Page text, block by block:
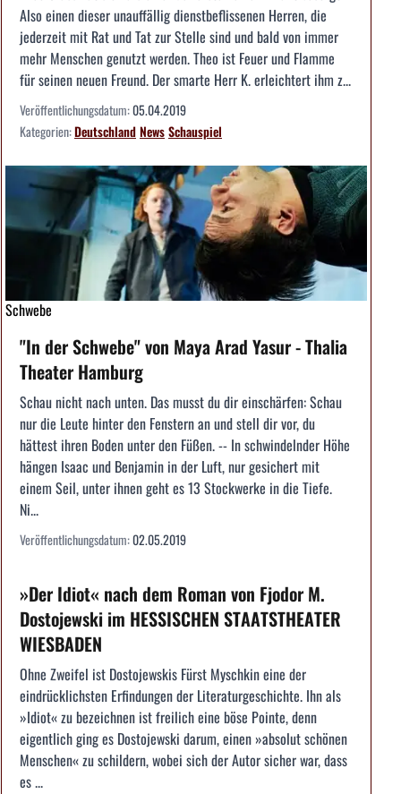
Also einen dieser unauffällig dienstbeflissenen Herren, die
jederzeit mit Rat und Tat zur Stelle sind und bald von immer
mehr Menschen genutzt werden. Theo ist Feuer und Flamme
für seinen neuen Freund. Der smarte Herr K. erleichtert ihm z...
Veröffentlichungsdatum:05.04.2019
Kategorien:DeutschlandNewsSchauspiel
Schwebe
"In der Schwebe" von Maya Arad Yasur - Thalia
Theater Hamburg
Schau nicht nach unten. Das musst du dir einschärfen: Schau
nur die Leute hinter den Fenstern an und stell dir vor, du
hättest ihren Boden unter den Füßen. -- In schwindelnder Höhe
hängen Isaac und Benjamin in der Luft, nur gesichert mit
einem Seil, unter ihnen geht es 13 Stockwerke in die Tiefe.
Ni...
Veröffentlichungsdatum:02.05.2019
»Der Idiot« nach dem Roman von Fjodor M.
Dostojewski im HESSISCHEN STAATSTHEATER
WIESBADEN
Ohne Zweifel ist Dostojewskis Fürst Myschkin eine der
eindrücklichsten Erfindungen der Literaturgeschichte. Ihn als
»Idiot« zu bezeichnen ist freilich eine böse Pointe, denn
eigentlich ging es Dostojewski darum, einen »absolut schönen
Menschen« zu schildern, wobei sich der Autor sicher war, dass
es ...